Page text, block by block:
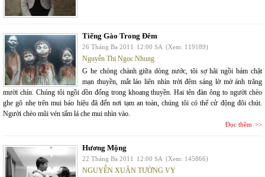
Tiếng Gào Trong Đêm
26 Tháng Ba 2011 12:00 SA (Xem: 119189)
Nguyễn Thị Ngọc Nhung
G he chòng chành giữa dòng nước, tôi sợ hãi ngồi bám chặt
mạn thuyền, mắt láo liên nhìn trời đêm sáng lờ mờ ánh trăng
mười chín. Chúng tôi ngồi dồn đống trong khoang thuyền. Hai tên đàn ông to người chèo
ghe gõ nhẹ trên mui báo hiệu đã đến nơi tạm an toàn, chúng tôi có thể cử động đôi chút.
Người chèo mũi vén tấm lá che mui nhìn vào.
Đọc thêm
Hương Mộng
22 Tháng Ba 2011 12:00 SA (Xem: 145866)
NGUYỄN XUÂN TƯỜNG VY